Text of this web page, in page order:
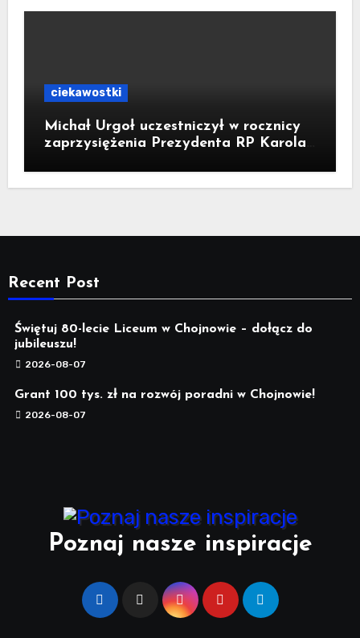
ciekawostki
Michał Urgoł uczestniczył w rocznicy
zaprzysiężenia Prezydenta RP Karola
Recent Post
Świętuj 80-lecie Liceum w Chojnowie – dołącz do
jubileuszu!
2026-08-07
Grant 100 tys. zł na rozwój poradni w Chojnowie!
2026-08-07
Poznaj nasze inspiracje